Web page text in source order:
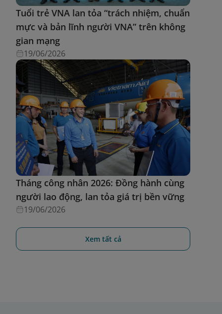
Tuổi trẻ VNA lan tỏa “trách nhiệm, chuẩn
mực và bản lĩnh người VNA” trên không
gian mạng
19/06/2026
Tháng công nhân 2026: Đồng hành cùng
người lao động, lan tỏa giá trị bền vững
19/06/2026
Xem tất cả